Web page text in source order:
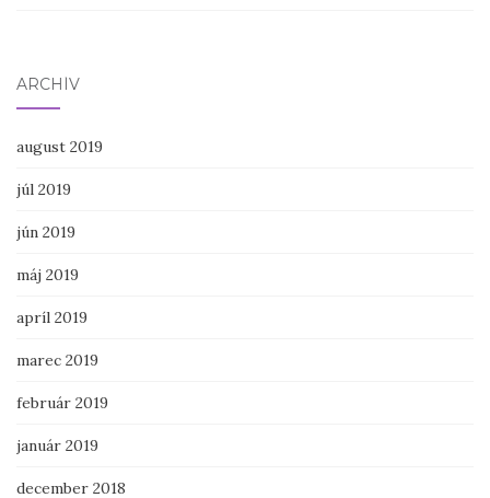
ARCHÍV
august 2019
júl 2019
jún 2019
máj 2019
apríl 2019
marec 2019
február 2019
január 2019
december 2018